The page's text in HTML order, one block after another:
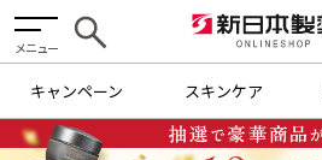
メニュー
キャンペーン スキンケア